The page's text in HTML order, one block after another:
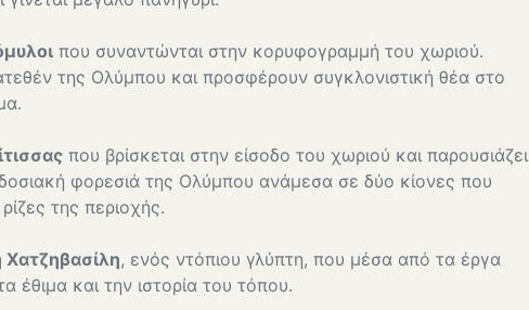
που συναντώνται στην κορυφογραμμή του χωριού.
της Ολύμπου και προσφέρουν συγκλονιστική θέα στο
που βρίσκεται στην είσοδο του χωριού και παρουσιάζει
φορεσιά της Ολύμπου ανάμεσα σε δύο κίονες που
της περιοχής.
Χατζηβασίλη, ενός ντόπιου γλύπτη, που μέσα από τα έργα
έθιμα και την ιστορία του τόπου.